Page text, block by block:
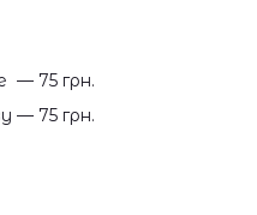
— 75 грн.
— 75 грн.